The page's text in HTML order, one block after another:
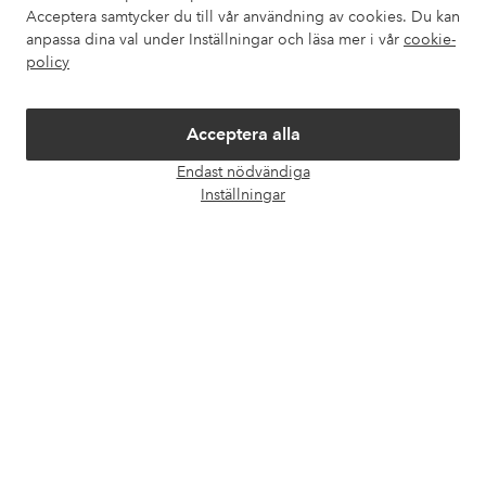
Acceptera samtycker du till vår användning av cookies. Du kan
anpassa dina val under Inställningar och läsa mer i vår cookie-
policy
Acceptera alla
Endast nödvändiga
Inställningar
Villkor